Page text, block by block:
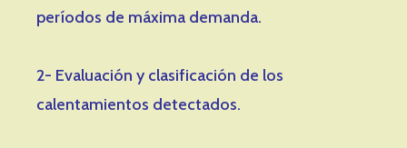
períodos de máxima demanda.
2- Evaluación y clasificación de los
calentamientos detectados.